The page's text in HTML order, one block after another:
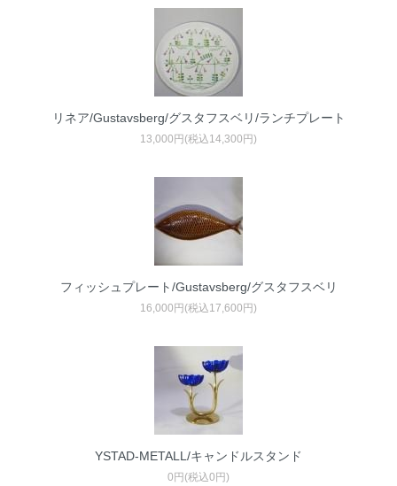
リネア/Gustavsberg/グスタフスベリ/ランチプレート
13,000円(税込14,300円)
フィッシュプレート/Gustavsberg/グスタフスベリ
16,000円(税込17,600円)
YSTAD-METALL/キャンドルスタンド
0円(税込0円)